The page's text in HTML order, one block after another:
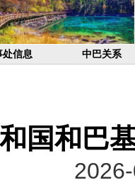
处信息 中巴关系
国和巴